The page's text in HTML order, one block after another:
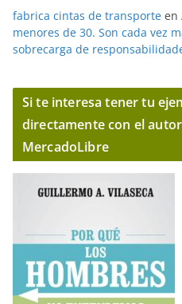
fabrica cintas de transporte en
menores de 30. Son cada vez
sobrecarga de
Si te interesa tener tu
directamente con el
MercadoLibre